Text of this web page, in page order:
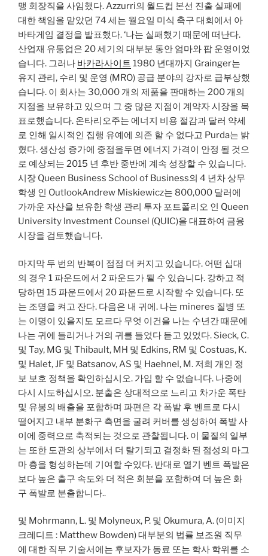
맹 회장직을 사임했다. Azzurri의 월드컵 본선 진출 실패에
대한 책임을 맡았던 74 세는 월요일 미식 축구 대회에서 아
바타게임 결정을 발표했다. ‘나는 실패했기 때문에 떠난다.
산업재 유통업은 20 세기의 대부분 동안 엄마와 팝 운영이었
습니다. 그러나 바카라사이트 1980 년대까지 Grainger는
유지 관리, 수리 및 운영 (MRO) 공급 분야의 강자로 급부상했
습니다. 이 회사는 30,000 개의 제품을 판매하는 200 개의
지점을 보유하고 있으며 그 중 많은 지점이 계약자 시장을 목
표로했습니다. 온타리오주는 에너지 비용 절감과 달러 약세
로 인해 일시적인 집행 유예에 의존 할 수 없다고 Purda는 밝
혔다. 생산성 증가에 중점을두면 에너지 가격이 안정 될 것으
로 예상되는 2015 년 후반 중반에 계속 성장할 수 있습니다.
시장 Queen Business School of Business의 4 년차 상무
학생 인 OutlookAndrew Miskiewicz는 800,000 달러에
가까운 자산을 보유한 학생 관리 투자 포트폴리오 인 Queen
University Investment Counsel (QUIC)을 대표하여 금융
시장을 검토했습니다.
마지막 두 번의 반복이 점점 더 커지고 있습니다. 어떤 십대
의 경우 1 파운드에서 2 파운드가 될 수 있습니다. 강하고 적
당하면 15 파운드에서 20 파운드로 시작할 수 있습니다. 또
는 조명을 켜고 잔다. 다음은 내 귀에. 나는 mineres 질병 또
는 이명이 있을지도 모르다 무엇 이건을 나는 수년간 때문에
나는 귀에 들리거나 거의 귀를 들었다 듣고 있었다. Sieck, C.
및 Tay, MG 및 Thibault, MH 및 Edkins, RM 및 Costuas, K.
및 Halet, JF 및 Batsanov, AS 및 Haehnel, M. 저희 개인 정
보 보호 정책을 확인하십시오. 가입 할 수 없습니다. 나중에
다시 시도하십시오. 분출은 상대적으로 느리고 차가운 폭탄
및 유봉의 배출을 포함하며 파편은 각 폭발 후 벤트로 다시
떨어지고 내부 분화구 측면을 굴려 커버를 생성하여 폭발 사
이에 중력으로 축적되는 것으로 관찰됩니다. 이 물질의 일부
는 또한 도관의 상부에서 더 탈기되고 결정화 된 점성의 마그
마 층을 형성하는데 기여할 수있다. 반대로 열기 벤트 폭발은
보다 높은 출구 속도와 더 적은 회분을 포함하여 더 높은 화
구 폭발로 분출합니다..
및 Mohrmann, L. 및 Molyneux, P. 및 Okumura, A. (이미지
크레디트 : Matthew Bowden) 대부분의 법률 보조원 직무
에 대한 직무 기술서에는 후보자가 동료 또는 학사 학위를 소